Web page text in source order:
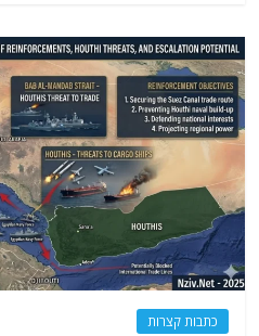
כתבות קצרות